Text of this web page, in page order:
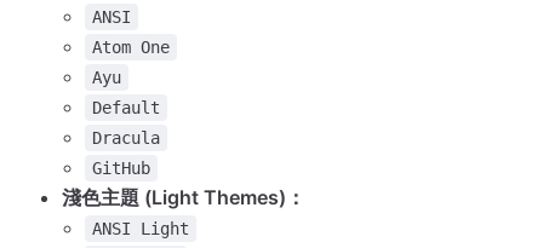
ANSI
Atom One
Ayu
Default
Dracula
GitHub
淺色主題 (Light Themes)：
ANSI Light